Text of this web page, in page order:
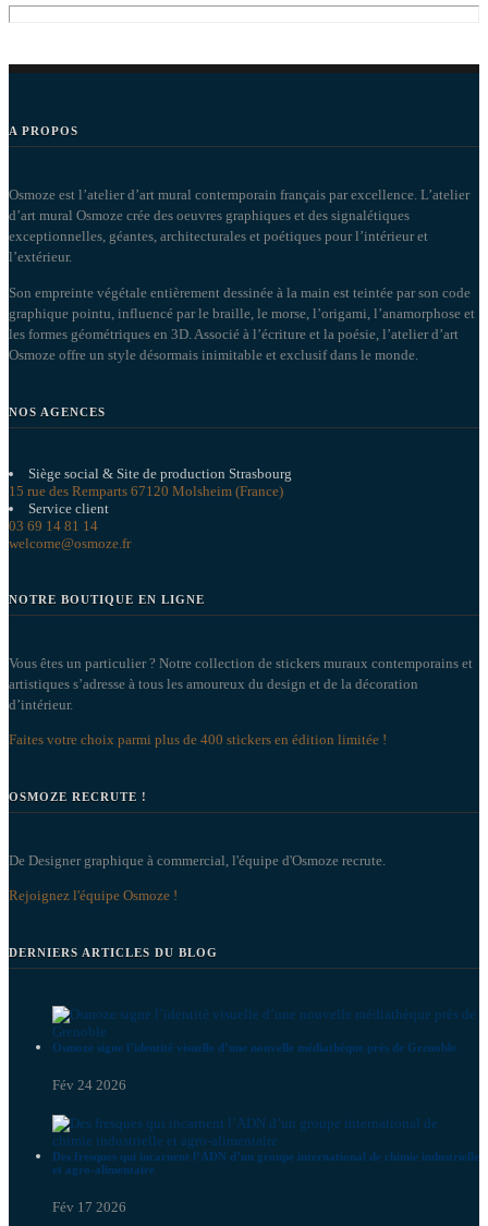
A PROPOS
Osmoze est l’atelier d’art mural contemporain français par excellence. L’atelier
d’art mural Osmoze crée des oeuvres graphiques et des signalétiques
exceptionnelles, géantes, architecturales et poétiques pour l’intérieur et
l’extérieur.
Son empreinte végétale entièrement dessinée à la main est teintée par son code
graphique pointu, influencé par le braille, le morse, l’origami, l’anamorphose et
les formes géométriques en 3D. Associé à l’écriture et la poésie, l’atelier d’art
Osmoze offre un style désormais inimitable et exclusif dans le monde.
NOS AGENCES
Siège social & Site de production Strasbourg
15 rue des Remparts 67120 Molsheim (France)
Service client
03 69 14 81 14
welcome@osmoze.fr
NOTRE BOUTIQUE EN LIGNE
Vous êtes un particulier ? Notre collection de stickers muraux contemporains et
artistiques s’adresse à tous les amoureux du design et de la décoration
d’intérieur.
Faites votre choix parmi plus de 400 stickers en édition limitée !
OSMOZE RECRUTE !
De Designer graphique à commercial, l'équipe d'Osmoze recrute.
Rejoignez l'équipe Osmoze !
DERNIERS ARTICLES DU BLOG
Osmoze signe l’identité visuelle d’une nouvelle médiathèque près de Grenoble
Fév 24 2026
Des fresques qui incarnent l’ADN d’un groupe international de chimie industrielle
et agro-alimentaire
Fév 17 2026